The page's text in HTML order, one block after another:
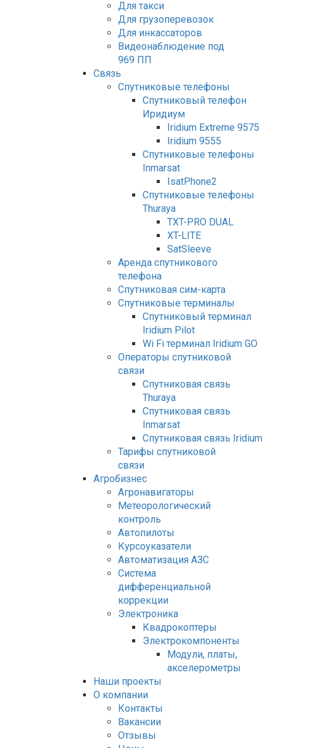
Для такси
Для грузоперевозок
Для инкассаторов
Видеонаблюдение под
969 ПП
Связь
Спутниковые телефоны
Спутниковый телефон
Иридиум
Iridium Extreme 9575
Iridium 9555
Спутниковые телефоны
Inmarsat
IsatPhone2
Спутниковые телефоны
Thuraya
TXT-PRO DUAL
XT-LITE
SatSleeve
Аренда спутникового
телефона
Спутниковая сим-карта
Спутниковые терминалы
Спутниковый терминал
Iridium Pilot
Wi Fi терминал Iridium GO
Операторы спутниковой
связи
Спутниковая связь
Thuraya
Спутниковая связь
Inmarsat
Спутниковая связь Iridium
Тарифы спутниковой
связи
Агробизнес
Агронавигаторы
Метеорологический
контроль
Автопилоты
Курсоуказатели
Автоматизация АЗС
Система
дифференциальной
коррекции
Электроника
Квадрокоптеры
Электрокомпоненты
Модули, платы,
акселерометры
Наши проекты
О компании
Контакты
Вакансии
Отзывы